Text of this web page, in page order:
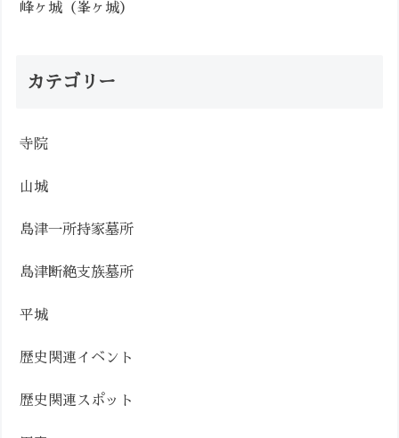
峰ヶ城（峯ヶ城）
カテゴリー
寺院
山城
島津一所持家墓所
島津断絶支族墓所
平城
歴史関連イベント
歴史関連スポット